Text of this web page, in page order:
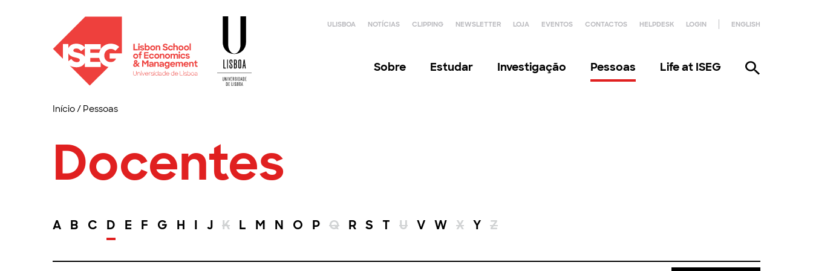
ULISBOA NOTÍCIAS CLIPPING NEWSLETTER LOJA EVENTOS CONTACTOS HELPDESK LOGIN ENGLISH
Sobre Estudar Investigação Pessoas Life at ISEG
Início/ Pessoas
Docentes
A B C D E F G H I J K L M N O P Q R S T U V W X Y Z